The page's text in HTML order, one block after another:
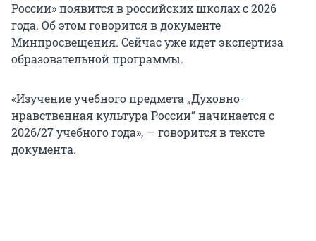
России» появится в российских школах с 2026
года. Об этом говорится в документе
Минпросвещения. Сейчас уже идет экспертиза
образовательной программы.
«Изучение учебного предмета „Духовно-
нравственная культура России“ начинается с
2026/27 учебного года», — говорится в тексте
документа.